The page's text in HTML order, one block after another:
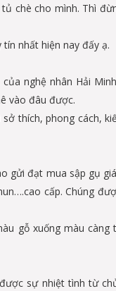
chè cho mình. Thì
nhất hiện nay đấy ạ.
nghệ nhân Hải
vào đâu được.
thích, phong cách,
gửi đạt mua sập gụ
cấp. Chúng
gỗ xuống màu càng
sự nhiệt tình từ